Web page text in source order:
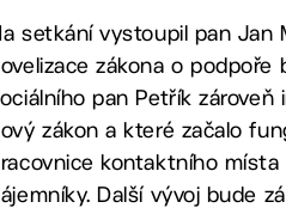
setkání vystoupil pan Jan
zákona o podpoře
pan Petřík
zákon a které začalo
kontaktního
Další vývoj bude